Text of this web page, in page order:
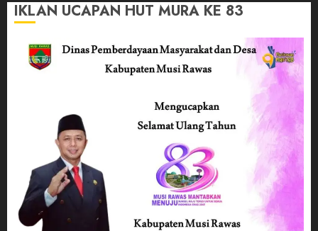
IKLAN UCAPAN HUT MURA KE 83